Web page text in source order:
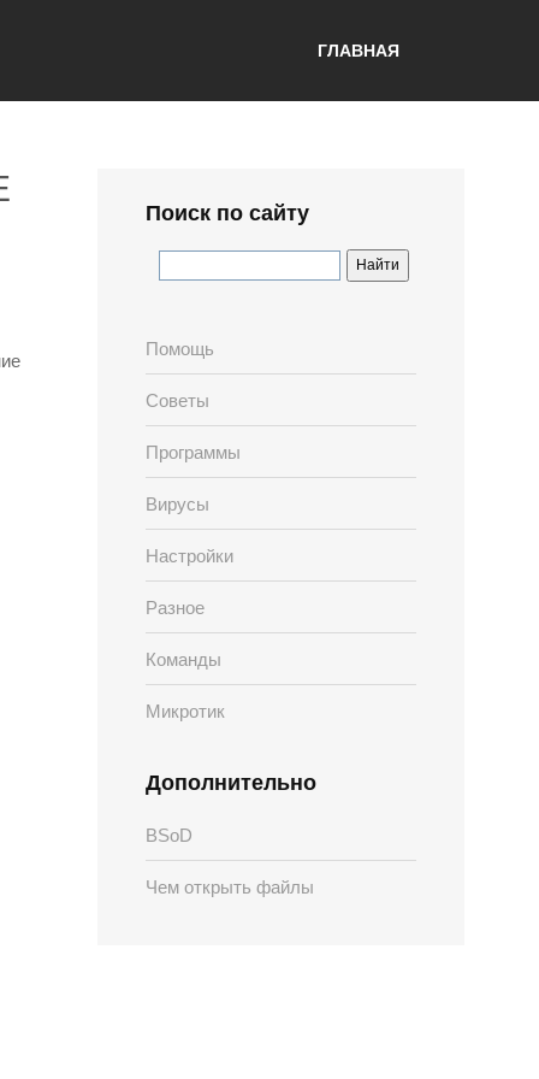
ГЛАВНАЯ
Поиск по сайту
Помощь
Советы
Программы
Вирусы
Настройки
Разное
Команды
Микротик
Дополнительно
BSoD
Чем открыть файлы